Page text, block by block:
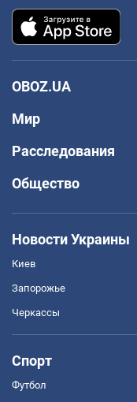
OBOZ.UA
Мир
Расследования
Общество
Новости Украины
Киев
Запорожье
Черкассы
Спорт
Футбол